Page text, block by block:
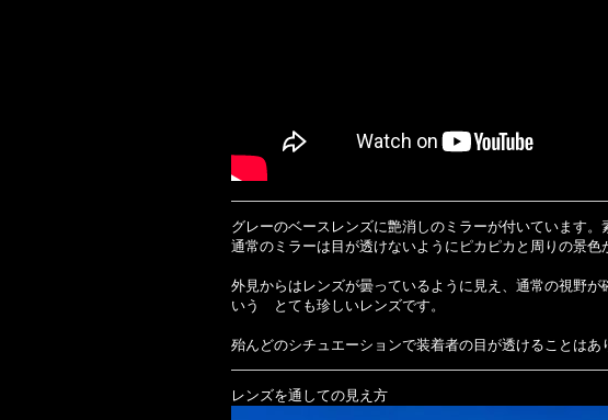
グレーのベースレンズに艶消しのミラーが付いています
通常のミラーは目が透けないようにピカピカと周りの景
外見からはレンズが曇っているように見え、通常の視野
いう とても珍しいレンズです。
殆んどのシチュエーションで装着者の目が透けることはあ
レンズを通しての見え方